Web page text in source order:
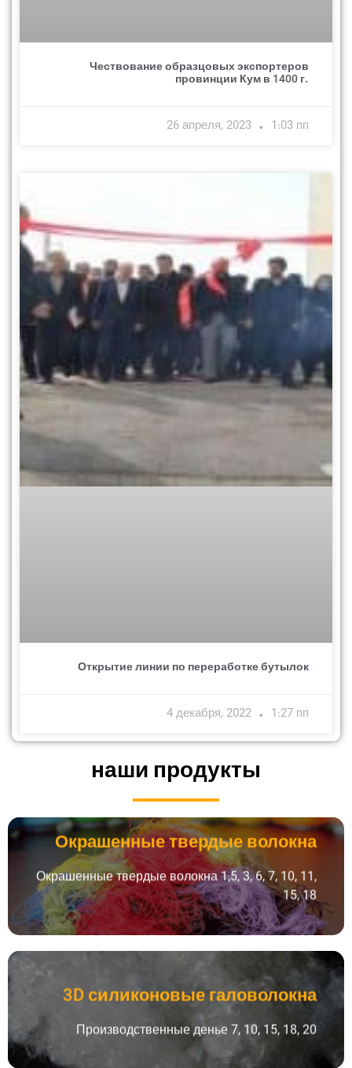
Чествование образцовых экспортеров
провинции Кум в 1400 г.
26 апреля, 2023 1:03 пп
Открытие линии по переработке бутылок
4 декабря, 2022 1:27 пп
наши продукты
Окрашенные твердые волокна
Окрашенные твердые волокна 1,5, 3, 6, 7, 10, 11,
15, 18
Окрашенные твердые волокна
Длина разрезов: 32, 40, 51, 64, 75, 90, 110 и по заказу
клиента
Посмотреть продукт
3D силиконовые галоволокна
Производственные денье 7, 10, 15, 18, 20
3D силиконовые галоволокна
Длина разрезов: 64, 75 и заказ клиента
Посмотреть продукт